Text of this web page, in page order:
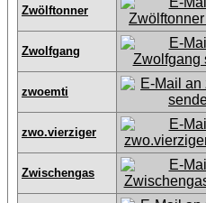
Zwölftonner
Zwolfgang
zwoemti
zwo.vierziger
Zwischengas